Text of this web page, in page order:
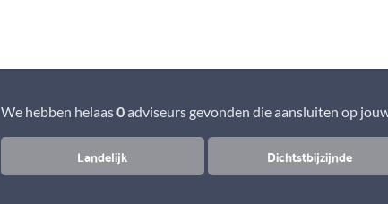
We hebben helaas0adviseurs gevonden die aansluiten op
Landelijk Dichtstbijzijnde